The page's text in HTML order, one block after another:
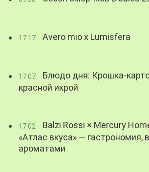
17:17 Avero mio x Lumisfera
17:07
Блюдо дня: Крошка-
красной икрой
17:02
Balzi Rossi × Mercury
«Атлас вкуса» — гастрономия,
ароматами